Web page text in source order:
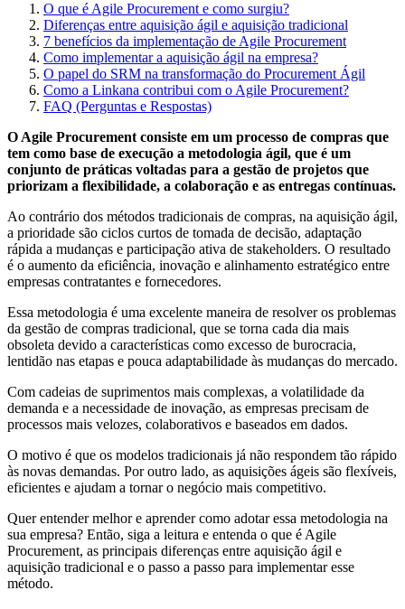
O que é Agile Procurement e como surgiu?
Diferenças entre aquisição ágil e aquisição tradicional
7 benefícios da implementação de Agile Procurement
Como implementar a aquisição ágil na empresa?
O papel do SRM na transformação do Procurement Ágil
Como a Linkana contribui com o Agile Procurement?
FAQ (Perguntas e Respostas)
O Agile Procurement consiste em um processo de compras que
tem como base de execução a metodologia ágil, que é um
conjunto de práticas voltadas para a gestão de projetos que
priorizam a flexibilidade, a colaboração e as entregas contínuas.
Ao contrário dos métodos tradicionais de compras, na aquisição ágil,
a prioridade são ciclos curtos de tomada de decisão, adaptação
rápida a mudanças e participação ativa de stakeholders. O resultado
é o aumento da eficiência, inovação e alinhamento estratégico entre
empresas contratantes e fornecedores.
Essa metodologia é uma excelente maneira de resolver os problemas
da gestão de compras tradicional, que se torna cada dia mais
obsoleta devido a características como excesso de burocracia,
lentidão nas etapas e pouca adaptabilidade às mudanças do mercado.
Com cadeias de suprimentos mais complexas, a volatilidade da
demanda e a necessidade de inovação, as empresas precisam de
processos mais velozes, colaborativos e baseados em dados.
O motivo é que os modelos tradicionais já não respondem tão rápido
às novas demandas. Por outro lado, as aquisições ágeis são flexíveis,
eficientes e ajudam a tornar o negócio mais competitivo.
Quer entender melhor e aprender como adotar essa metodologia na
sua empresa? Então, siga a leitura e entenda o que é Agile
Procurement, as principais diferenças entre aquisição ágil e
aquisição tradicional e o passo a passo para implementar esse
método.